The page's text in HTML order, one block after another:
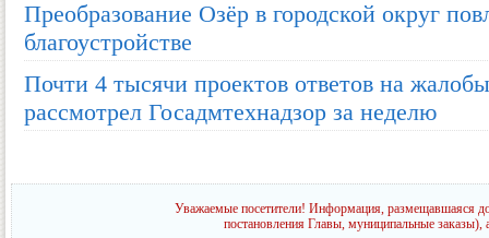
Преобразование Озёр в городской округ
благоустройстве
Почти 4 тысячи проектов ответов на
рассмотрел Госадмтехнадзор за неделю
Уважаемые посетители! Информация, размещавшаяся
постановления Главы, муниципальные заказы),